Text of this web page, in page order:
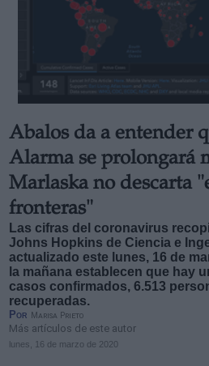
Abalos da a entender
Alarma se prolongará
Marlaska no descarta
fronteras"
Las cifras del coronavirus
Johns Hopkins de Ciencia e
actualizado este lunes, 16 de
la mañana establecen que hay
casos confirmados, 6.513
recuperadas.
Por Marisa Prieto
Más artículos de este autor
lunes, 16 de marzo de 2020